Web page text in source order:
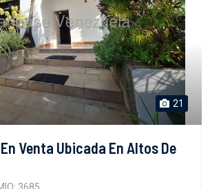
21
Venta Ubicada En Altos De
3685